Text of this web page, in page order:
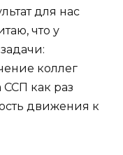
для нас
что у
коллег
ССП как раз
движения к